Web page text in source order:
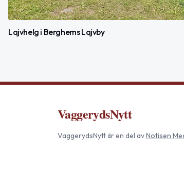
Lajvhelg i Berghems Lajvby
VaggerydsNytt
VaggerydsNyttär en del avNotisen